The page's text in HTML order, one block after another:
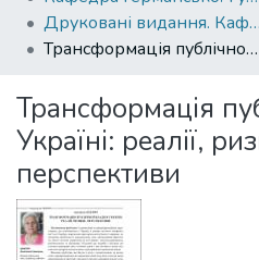
Collections
All of DSpace
Statistics
Друковані видання. Кафедра германської і української філології
Трансформація публічної влади в Україні: реалії, ризики, перспективи
Трансформація
Україні: реалії,
перспективи